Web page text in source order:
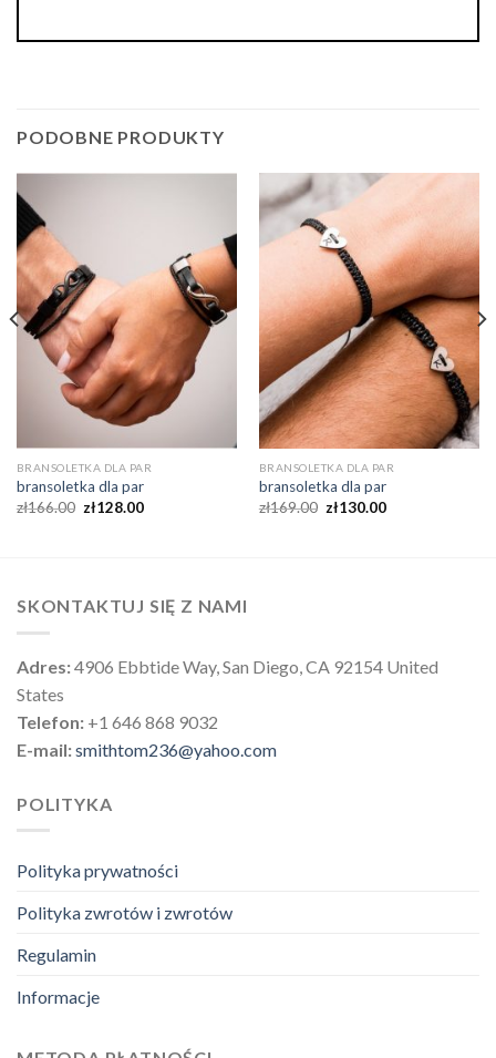
PODOBNE PRODUKTY
BRANSOLETKA DLA PAR
bransoletka dla par
zł166.00 zł128.00
BRANSOLETKA DLA PAR
bransoletka dla par
zł169.00 zł130.00
SKONTAKTUJ SIĘ Z NAMI
Adres:4906 Ebbtide Way, San Diego, CA 92154 United
States
Telefon: +1 646 868 9032
E-mail:smithtom236@yahoo.com
POLITYKA
Polityka prywatności
Polityka zwrotów i zwrotów
Regulamin
Informacje